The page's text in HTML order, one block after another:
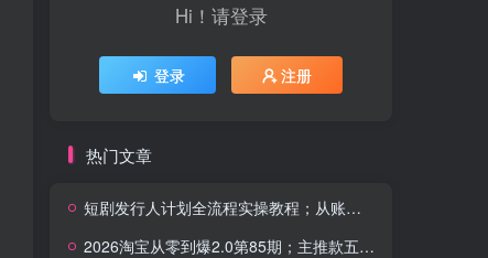
Hi！请登录
登录 注册
热门文章
短剧发行人计划全流程实操教程；从账号定位到选剧剪辑再到发布技巧，零基础也能快速上手出单
2026淘宝从零到爆2.0第85期；主推款五项高权重初始设置，改销量评晒秒单快速破零积累基础权重